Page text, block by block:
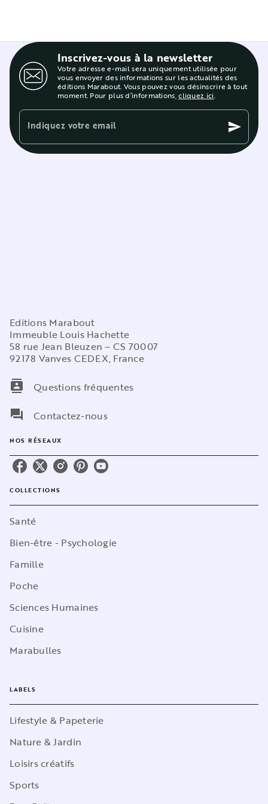
Inscrivez-vous à la newsletter
Votre adresse e-mail sera uniquement utilisée pour
vous envoyer des informations sur les actualités des
éditions Marabout. Vous pouvez vous désinscrire à tout
moment. Pour plus d’informations,cliquez ici.
Indiquez votre email send
Editions Marabout
Immeuble Louis Hachette
58 rue Jean Bleuzen – CS 70007
92178 Vanves CEDEX, France
contacts
Questions fréquentes
question_answer
Contactez-nous
NOS RÉSEAUX
COLLECTIONS
Santé
Bien-être - Psychologie
Famille
Poche
Sciences Humaines
Cuisine
Marabulles
LABELS
Lifestyle & Papeterie
Nature & Jardin
Loisirs créatifs
Sports